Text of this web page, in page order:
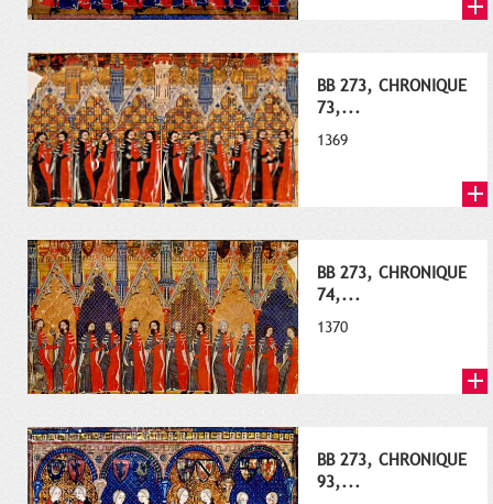
BB 273, CHRONIQUE
73,...
1369
BB 273, CHRONIQUE
74,...
1370
BB 273, CHRONIQUE
93,...